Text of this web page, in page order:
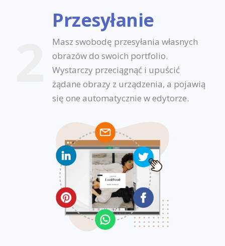
Przesyłanie
Masz swobodę przesyłania własnych
obrazów do swoich portfolio.
Wystarczy przeciągnąć i upuścić
żądane obrazy z urządzenia, a pojawią
się one automatycznie w edytorze.